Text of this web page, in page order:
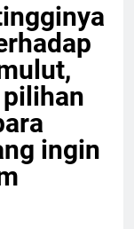
ingin